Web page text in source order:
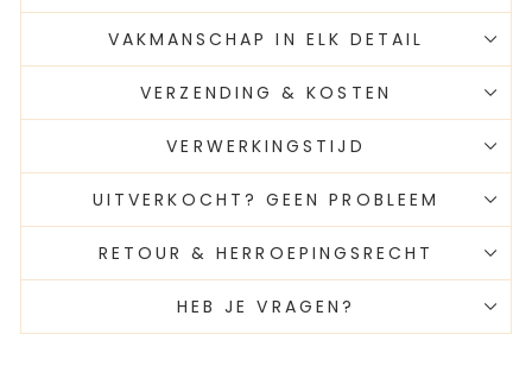
VAKMANSCHAP IN ELK DETAIL
VERZENDING & KOSTEN
VERWERKINGSTIJD
UITVERKOCHT? GEEN PROBLEEM
RETOUR & HERROEPINGSRECHT
HEB JE VRAGEN?